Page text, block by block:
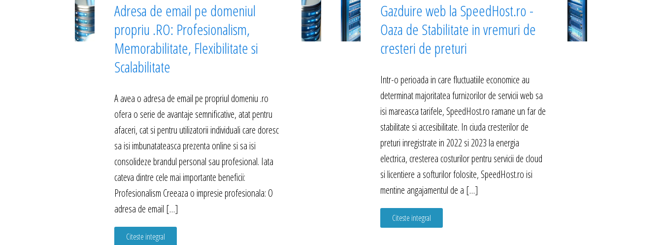
Adresa de email pe domeniul
propriu .RO: Profesionalism,
Memorabilitate, Flexibilitate si
Scalabilitate
A avea o adresa de email pe propriul domeniu .ro
ofera o serie de avantaje semnificative, atat pentru
afaceri, cat si pentru utilizatorii individuali care doresc
sa isi imbunatateasca prezenta online si sa isi
consolideze brandul personal sau profesional. Iata
cateva dintre cele mai importante beneficii:
Profesionalism Creeaza o impresie profesionala: O
adresa de email […]
Citeste integral
Gazduire web la SpeedHost.ro -
Oaza de Stabilitate in vremuri de
cresteri de preturi
Intr-o perioada in care fluctuatiile economice au
determinat majoritatea furnizorilor de servicii web sa
isi mareasca tarifele, SpeedHost.ro ramane un far de
stabilitate si accesibilitate. In ciuda cresterilor de
preturi inregistrate in 2022 si 2023 la energia
electrica, cresterea costurilor pentru servicii de cloud
si licentiere a softurilor folosite, SpeedHost.ro isi
mentine angajamentul de a […]
Citeste integral